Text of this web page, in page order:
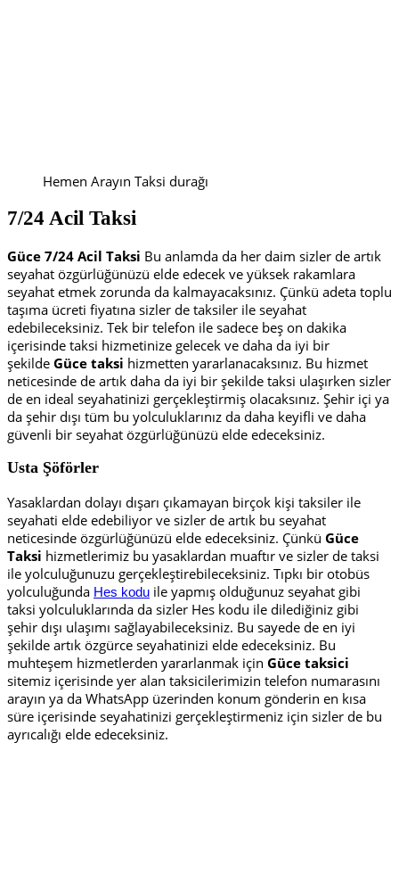
Hemen Arayın Taksi durağı
7/24 Acil Taksi
Güce 7/24 Acil Taksi Bu anlamda da her daim sizler de artık
seyahat özgürlüğünüzü elde edecek ve yüksek rakamlara
seyahat etmek zorunda da kalmayacaksınız. Çünkü adeta toplu
taşıma ücreti fiyatına sizler de taksiler ile seyahat
edebileceksiniz. Tek bir telefon ile sadece beş on dakika
içerisinde taksi hizmetinize gelecek ve daha da iyi bir
şekilde Güce taksi hizmetten yararlanacaksınız. Bu hizmet
neticesinde de artık daha da iyi bir şekilde taksi ulaşırken sizler
de en ideal seyahatinizi gerçekleştirmiş olacaksınız. Şehir içi ya
da şehir dışı tüm bu yolculuklarınız da daha keyifli ve daha
güvenli bir seyahat özgürlüğünüzü elde edeceksiniz.
Usta Şöförler
Yasaklardan dolayı dışarı çıkamayan birçok kişi taksiler ile
seyahati elde edebiliyor ve sizler de artık bu seyahat
neticesinde özgürlüğünüzü elde edeceksiniz. Çünkü Güce
Taksi hizmetlerimiz bu yasaklardan muaftır ve sizler de taksi
ile yolculuğunuzu gerçekleştirebileceksiniz. Tıpkı bir otobüs
yolculuğunda Hes kodu ile yapmış olduğunuz seyahat gibi
taksi yolculuklarında da sizler Hes kodu ile dilediğiniz gibi
şehir dışı ulaşımı sağlayabileceksiniz. Bu sayede de en iyi
şekilde artık özgürce seyahatinizi elde edeceksiniz. Bu
muhteşem hizmetlerden yararlanmak için Güce taksici
sitemiz içerisinde yer alan taksicilerimizin telefon numarasını
arayın ya da WhatsApp üzerinden konum gönderin en kısa
süre içerisinde seyahatinizi gerçekleştirmeniz için sizler de bu
ayrıcalığı elde edeceksiniz.